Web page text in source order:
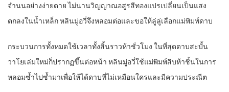
จำนนอย่างง่ายดาย ไม่นานวิญญาณอสูรสีทองแปรเปลี่ยนเป็นแสง
ตกลงในน้ำเหล็ก หลินมู่อวี่จึงหลอมต่อและขอให้ลู่ลู่เลือกแม่พิมพ์ดาบ
กระบวนการทั้งหมดใช้เวลาทั้งสิ้นราวห้าชั่วโมง ในที่สุดดาบสะบั้น
วาโยเล่มใหม่ก็ปรากฏขึ้นต่อหน้า หลินมู่อวี่ใช้แม่พิมพ์สิบห้าชิ้นในการ
หลอมซ้ำไปซ้ำมาเพื่อให้ได้ดาบที่ไม่เหมือนใครและมีความประณีต